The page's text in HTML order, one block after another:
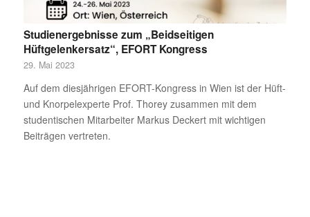
Studienergebnisse zum „Beidseitigen
Hüftgelenkersatz“, EFORT Kongress
29. Mai 2023
Auf dem diesjährigen EFORT-Kongress in Wien ist der Hüft-
und Knorpelexperte Prof. Thorey zusammen mit dem
studentischen Mitarbeiter Markus Deckert mit wichtigen
Beiträgen vertreten.